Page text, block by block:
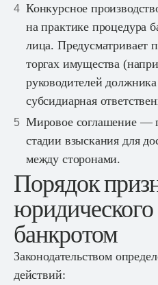
Конкурсное
на практике процедура
лица. Предусматривает
торгах имущества
руководителей
субсидиарная
Мировое соглашение —
стадии взыскания для
между сторонами.
Порядок
банкротом
Законодательством
действий: